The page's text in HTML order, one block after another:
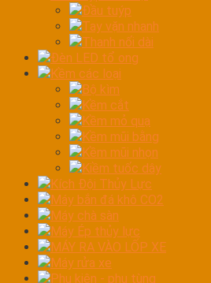
Đầu tuýp
Tay vặn nhanh
Thanh nối dài
Đèn LED tổ ong
Kềm các loại
Bộ kìm
Kềm cắt
Kềm mỏ quạ
Kềm mũi bằng
Kềm mũi nhọn
Kiềm tuốc dây
Kích Đội Thủy Lực
Máy bắn đá khô CO2
Máy chà sàn
Máy Ép thủy lực
MÁY RA VÀO LỐP XE
Máy rửa xe
Phụ kiện - phụ tùng